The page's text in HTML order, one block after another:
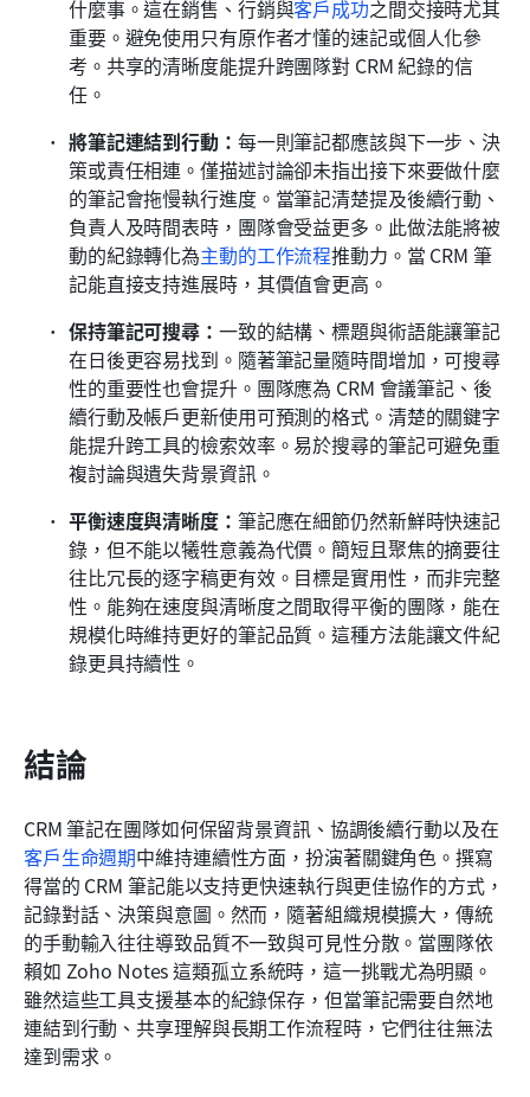
什麼事。這在銷售、行銷與客戶成功之間交接時尤其
重要。避免使用只有原作者才懂的速記或個人化參
考。共享的清晰度能提升跨團隊對 CRM 紀錄的信
任。
將筆記連結到行動： 每一則筆記都應該與下一步、決
策或責任相連。僅描述討論卻未指出接下來要做什麼
的筆記會拖慢執行進度。當筆記清楚提及後續行動、
負責人及時間表時，團隊會受益更多。此做法能將被
動的紀錄轉化為主動的工作流程推動力。當 CRM 筆
記能直接支持進展時，其價值會更高。
保持筆記可搜尋： 一致的結構、標題與術語能讓筆記
在日後更容易找到。隨著筆記量隨時間增加，可搜尋
性的重要性也會提升。團隊應為 CRM 會議筆記、後
續行動及帳戶更新使用可預測的格式。清楚的關鍵字
能提升跨工具的檢索效率。易於搜尋的筆記可避免重
複討論與遺失背景資訊。
平衡速度與清晰度： 筆記應在細節仍然新鮮時快速記
錄，但不能以犧牲意義為代價。簡短且聚焦的摘要往
往比冗長的逐字稿更有效。目標是實用性，而非完整
性。能夠在速度與清晰度之間取得平衡的團隊，能在
規模化時維持更好的筆記品質。這種方法能讓文件紀
錄更具持續性。
結論
CRM 筆記在團隊如何保留背景資訊、協調後續行動以及在
客戶生命週期中維持連續性方面，扮演著關鍵角色。撰寫
得當的 CRM 筆記能以支持更快速執行與更佳協作的方式，
記錄對話、決策與意圖。然而，隨著組織規模擴大，傳統
的手動輸入往往導致品質不一致與可見性分散。當團隊依
賴如 Zoho Notes 這類孤立系統時，這一挑戰尤為明顯。
雖然這些工具支援基本的紀錄保存，但當筆記需要自然地
連結到行動、共享理解與長期工作流程時，它們往往無法
達到需求。